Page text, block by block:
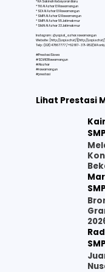
* ⁠RA Sakinah Kebayoran Baru
* TKI Al Azhar 13 Rawamangun
* SDI Al Azhar 13 Rawamangun
* SMPI Al Azhar 12 Rawamangun
* SMPI Al Azhar 55 Jatimakmur
* SMAI Al Azhar 33 Jatimakmur
Instagram : @yapi.al_azhar.rawamangun
Website : [ http://yapi.sch.id/](http://yapi.sch.id/)
Telp : (021) 47867777 / +62 817- 371-952(WA
#PrestasiSiswa
#SDIA13Rawamangun
#Alazhar
#rawamangun
#prestasi
Lihat Prestasi